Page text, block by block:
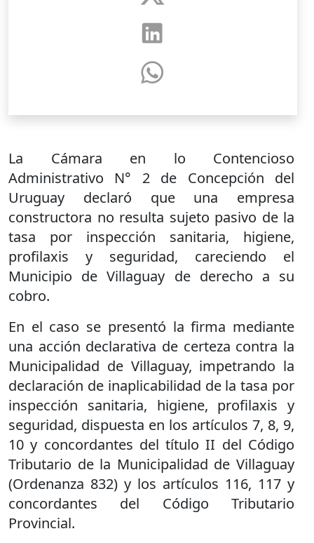
La Cámara en lo Contencioso
Administrativo N° 2 de Concepción del
Uruguay declaró que una empresa
constructora no resulta sujeto pasivo de la
tasa por inspección sanitaria, higiene,
profilaxis y seguridad, careciendo el
Municipio de Villaguay de derecho a su
cobro.
En el caso se presentó la firma mediante
una acción declarativa de certeza contra la
Municipalidad de Villaguay, impetrando la
declaración de inaplicabilidad de la tasa por
inspección sanitaria, higiene, profilaxis y
seguridad, dispuesta en los artículos 7, 8, 9,
10 y concordantes del título II del Código
Tributario de la Municipalidad de Villaguay
(Ordenanza 832) y los artículos 116, 117 y
concordantes del Código Tributario
Provincial.